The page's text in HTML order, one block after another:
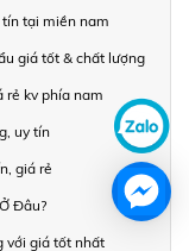
tại miền nam
giá tốt & chất lượng
rẻ kv phía nam
uy tín
giá rẻ
Đâu?
với giá tốt nhất